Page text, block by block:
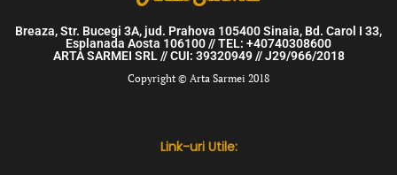
Breaza, Str. Bucegi 3A, jud. Prahova 105400 Sinaia, Bd. Carol I 33,
Esplanada Aosta 106100 // TEL: +40740308600
ARTA SARMEI SRL // CUI: 39320949 // J29/966/2018
Copyright © Arta Sarmei 2018
Link-uri Utile: